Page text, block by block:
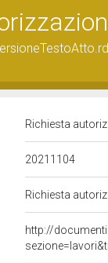
Richiesta
20211104
Richiesta
http://